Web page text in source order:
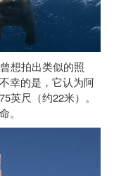
想拍出类似的照
幸的是，它认为阿
75英尺（约22米）。
。